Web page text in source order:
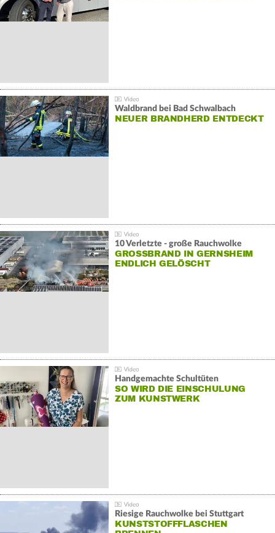
Waldbrand bei Bad Schwalbach
NEUER BRANDHERD ENTDECKT
10 Verletzte - große Rauchwolke
GROSSBRAND IN GERNSHEIM E
NDLICH GELÖSCHT
Handgemachte Schultüten
SO WIRD DIE EINSCHULUNG
ZUM KUNSTWERK
Riesige Rauchwolke bei Stuttgart
KUNSTSTOFFFLASCHEN